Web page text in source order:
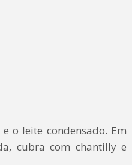
o leite condensado. Em
cubra com chantilly e